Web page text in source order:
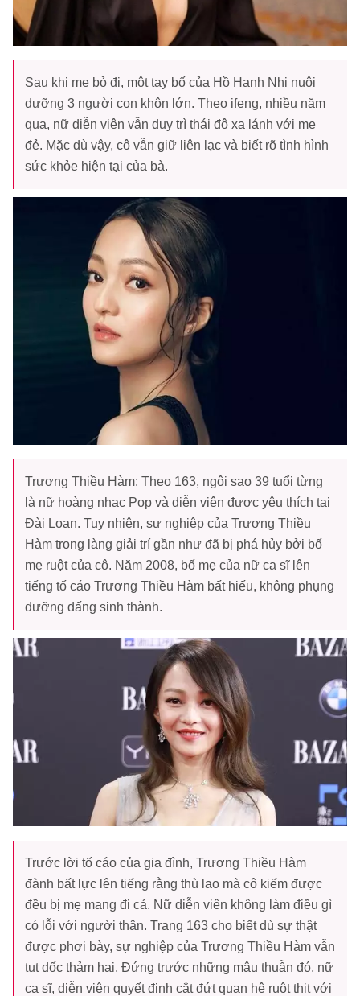
Sau khi mẹ bỏ đi, một tay bố của Hồ Hạnh Nhi nuôi
dưỡng 3 người con khôn lớn. Theo ifeng, nhiều năm
qua, nữ diễn viên vẫn duy trì thái độ xa lánh với mẹ
đẻ. Mặc dù vậy, cô vẫn giữ liên lạc và biết rõ tình hình
sức khỏe hiện tại của bà.
Trương Thiều Hàm: Theo 163, ngôi sao 39 tuổi từng
là nữ hoàng nhạc Pop và diễn viên được yêu thích tại
Đài Loan. Tuy nhiên, sự nghiệp của Trương Thiều
Hàm trong làng giải trí gần như đã bị phá hủy bởi bố
mẹ ruột của cô. Năm 2008, bố mẹ của nữ ca sĩ lên
tiếng tố cáo Trương Thiều Hàm bất hiếu, không phụng
dưỡng đấng sinh thành.
Trước lời tố cáo của gia đình, Trương Thiều Hàm
đành bất lực lên tiếng rằng thù lao mà cô kiếm được
đều bị mẹ mang đi cả. Nữ diễn viên không làm điều gì
có lỗi với người thân. Trang 163 cho biết dù sự thật
được phơi bày, sự nghiệp của Trương Thiều Hàm vẫn
tụt dốc thảm hại. Đứng trước những mâu thuẫn đó, nữ
ca sĩ, diễn viên quyết định cắt đứt quan hệ ruột thịt với